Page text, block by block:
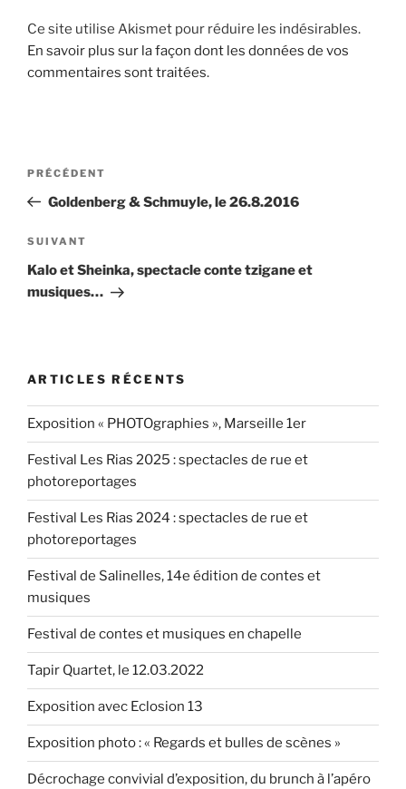
Ce site utilise Akismet pour réduire les indésirables.
En savoir plus sur la façon dont les données de vos
commentaires sont traitées.
Navigation
l’article
Article
précédent
PRÉCÉDENT
Goldenberg & Schmuyle, le 26.8.2016
Article
suivant
SUIVANT
Kalo et Sheinka, spectacle conte tzigane et
musiques…
ARTICLES RÉCENTS
Exposition « PHOTOgraphies », Marseille 1er
Festival Les Rias 2025 : spectacles de rue et
photoreportages
Festival Les Rias 2024 : spectacles de rue et
photoreportages
Festival de Salinelles, 14e édition de contes et
musiques
Festival de contes et musiques en chapelle
Tapir Quartet, le 12.03.2022
Exposition avec Eclosion 13
Exposition photo : « Regards et bulles de scènes »
Décrochage convivial d’exposition, du brunch à l’apéro